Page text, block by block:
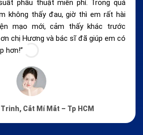
phẫu thuật miễn phí. Trong quá
không thấy đau, giờ thì em rất hài
mạo mới, cảm thấy khác trước
chị Hương và bác sĩ đã giúp em có
hơn!”
Cắt Mí Mắt – Tp HCM